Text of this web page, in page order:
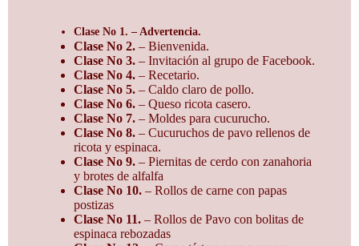
Clase No 1. – Advertencia.
Clase No 2. – Bienvenida.
Clase No 3. – Invitación al grupo de Facebook.
Clase No 4. – Recetario.
Clase No 5. – Caldo claro de pollo.
Clase No 6. – Queso ricota casero.
Clase No 7. – Moldes para cucurucho.
Clase No 8. – Cucuruchos de pavo rellenos de
ricota y espinaca.
Clase No 9. – Piernitas de cerdo con zanahoria
y brotes de alfalfa
Clase No 10. – Rollos de carne con papas
postizas
Clase No 11. – Rollos de Pavo con bolitas de
espinaca rebozadas